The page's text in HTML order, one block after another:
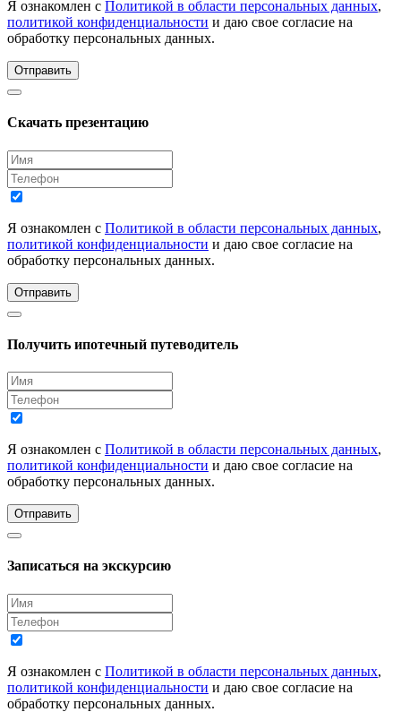
Я ознакомлен с Политикой в области персональных данных,
политикой конфиденциальности и даю свое согласие на
обработку персональных данных.
Отправить
Скачать презентацию
Я ознакомлен с Политикой в области персональных данных,
политикой конфиденциальности и даю свое согласие на
обработку персональных данных.
Отправить
Получить ипотечный путеводитель
Я ознакомлен с Политикой в области персональных данных,
политикой конфиденциальности и даю свое согласие на
обработку персональных данных.
Отправить
Записаться на экскурсию
Я ознакомлен с Политикой в области персональных данных,
политикой конфиденциальности и даю свое согласие на
обработку персональных данных.